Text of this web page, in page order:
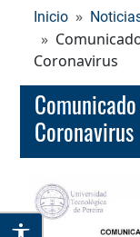
Inicio
Coronavirus
Comunicado A Los Estudiantes Sobre
Coronavirus